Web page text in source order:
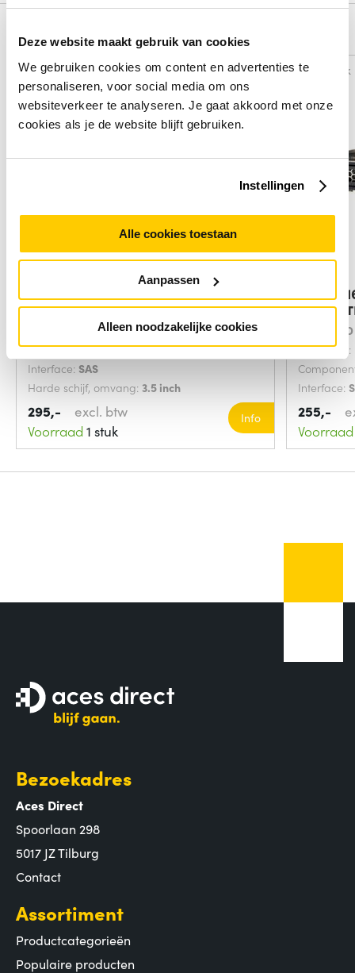
Deze website maakt gebruik van cookies
We gebruiken cookies om content en advertenties te
personaliseren, voor social media om ons
websiteverkeer te analyseren. Je gaat akkoord met onze
cookies als je de website blijft gebruiken.
Instellingen
Alle cookies toestaan
Aanpassen
Alleen noodzakelijke cookies
Alternatieven
Vergelijk
DELL 09JYJ interne harde schijf
600 GB
Component voor:Server/werkplaats
Soort:HDD
Interface: SAS
Harde schijf, omvang: 3.5 inch
295,-
excl. btw
Voorraad 1 stuk
Info
Vergelijk
HPE
schijf 1
HDD
Hot-swap:
Interface:
255,-
Voorraad
Bezoekadres
Aces Direct
Spoorlaan 298
5017 JZ Tilburg
Contact
Assortiment
Productcategorieën
Populaire producten